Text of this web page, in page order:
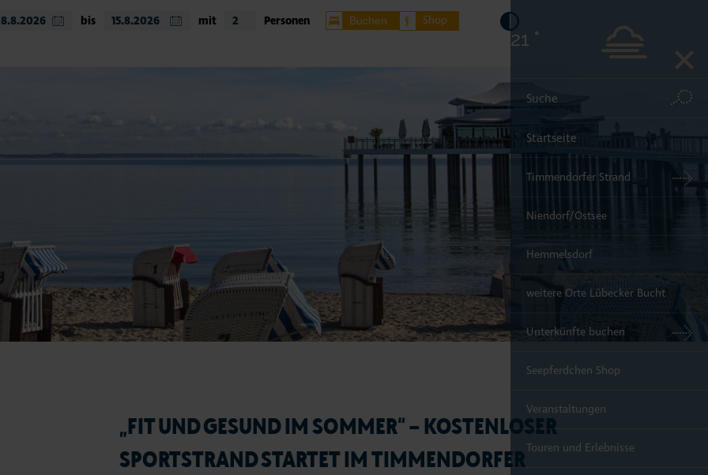
bis mit Personen Buchen Shop
21 °
Startseite
Timmendorfer Strand
Niendorf/Ostsee
Hemmelsdorf
weitere Orte Lübecker Bucht
Unterkünfte buchen
Seepferdchen Shop
Veranstaltungen
Touren und Erlebnisse
„FIT UND GESUND IM SOMMER“ – KOSTENLOSER
SPORTSTRAND STARTET IM TIMMENDORFER